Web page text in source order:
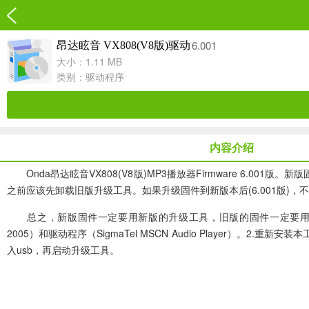
昂达眩音 VX808(V8版)驱动6.001
大小：1.11 MB
类别： 驱动程序
内容介绍
Onda昂达眩音VX808(V8版)MP3播放器Firmware 6.001版。新版
之前应该先卸载旧版升级工具。如果升级固件到新版本后(6.001版)
总之，新版固件一定要用新版的升级工具，旧版的固件一定要用
2005）和驱动程序（SigmaTel MSCN Audio Player）。2.重新安装
入usb，再启动升级工具。